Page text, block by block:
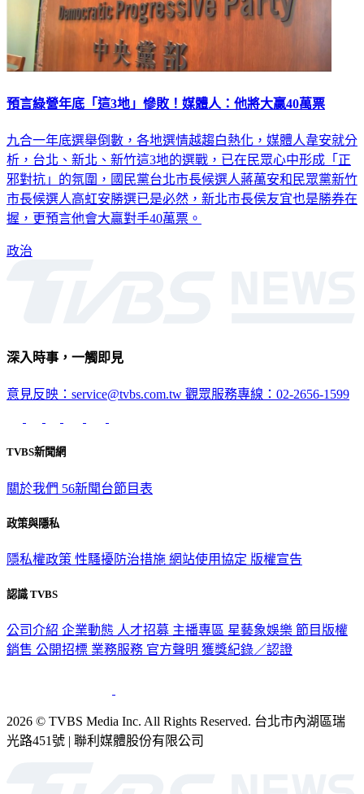
預言綠營年底「這3地」慘敗！媒體人：他將大贏40萬票
九合一年底選舉倒數，各地選情越趨白熱化，媒體人韋安就分
析，台北、新北、新竹這3地的選戰，已在民眾心中形成「正
邪對抗」的氛圍，國民黨台北市長候選人蔣萬安和民眾黨新竹
市長候選人高虹安勝選已是必然，新北市長侯友宜也是勝券在
握，更預言他會大贏對手40萬票。
政治
深入時事，一觸即見
意見反映：service@tvbs.com.tw 觀眾服務專線：02-2656-1599
TVBS新聞網
關於我們 56新聞台節目表
政策與隱私
隱私權政策 性騷擾防治措施 網站使用協定 版權宣告
認識 TVBS
公司介紹 企業動態 人才招募 主播專區 星藝象娛樂 節目版權
銷售 公開招標 業務服務 官方聲明 獲獎紀錄／認證
2026 © TVBS Media Inc. All Rights Reserved. 台北市內湖區瑞
光路451號 | 聯利媒體股份有限公司